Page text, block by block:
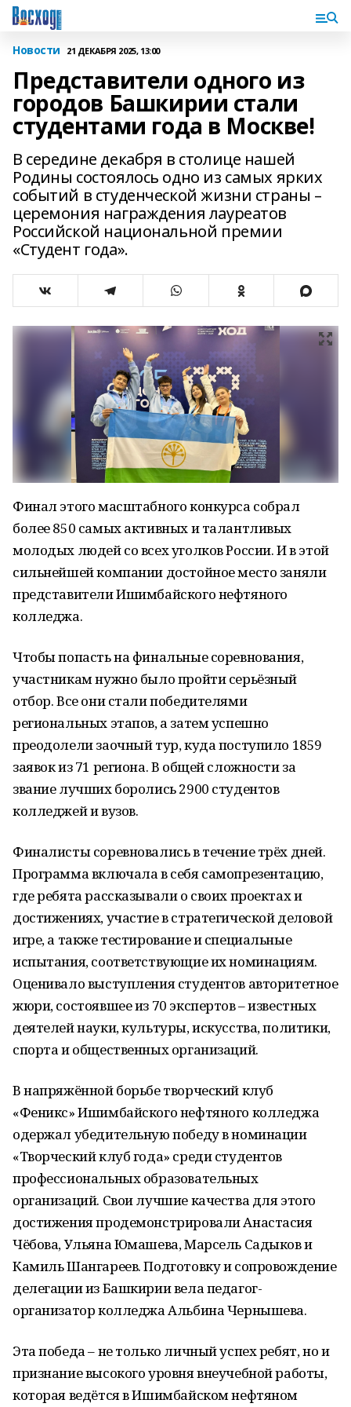
Новости 21 ДЕКАБРЯ 2025, 13:00
Представители одного из
городов Башкирии стали
студентами года в Москве!
В середине декабря в столице нашей
Родины состоялось одно из самых ярких
событий в студенческой жизни страны –
церемония награждения лауреатов
Российской национальной премии
«Студент года».
Финал этого масштабного конкурса собрал
более 850 самых активных и талантливых
молодых людей со всех уголков России. И в этой
сильнейшей компании достойное место заняли
представители Ишимбайского нефтяного
колледжа.
Чтобы попасть на финальные соревнования,
участникам нужно было пройти серьёзный
отбор. Все они стали победителями
региональных этапов, а затем успешно
преодолели заочный тур, куда поступило 1859
заявок из 71 региона. В общей сложности за
звание лучших боролись 2900 студентов
колледжей и вузов.
Финалисты соревновались в течение трёх дней.
Программа включала в себя самопрезентацию,
где ребята рассказывали о своих проектах и
достижениях, участие в стратегической деловой
игре, а также тестирование и специальные
испытания, соответствующие их номинациям.
Оценивало выступления студентов авторитетное
жюри, состоявшее из 70 экспертов – известных
деятелей науки, культуры, искусства, политики,
спорта и общественных организаций.
В напряжённой борьбе творческий клуб
«Феникс» Ишимбайского нефтяного колледжа
одержал убедительную победу в номинации
«Творческий клуб года» среди студентов
профессиональных образовательных
организаций. Свои лучшие качества для этого
достижения продемонстрировали Анастасия
Чёбова, Ульяна Юмашева, Марсель Садыков и
Камиль Шангареев. Подготовку и сопровождение
делегации из Башкирии вела педагог-
организатор колледжа Альбина Чернышева.
Эта победа – не только личный успех ребят, но и
признание высокого уровня внеучебной работы,
которая ведётся в Ишимбайском нефтяном